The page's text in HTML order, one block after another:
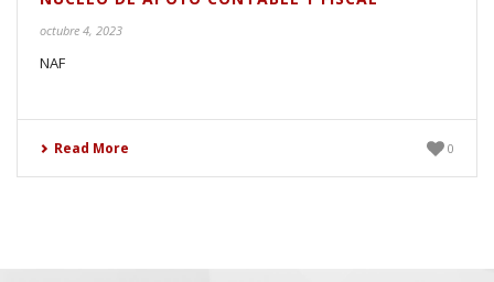
octubre 4, 2023
NAF
Read More 0